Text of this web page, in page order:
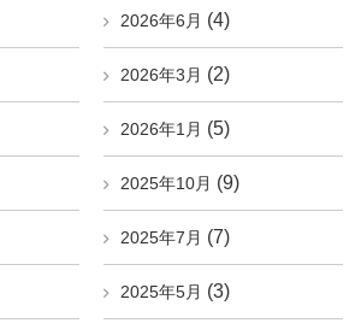
2026年6月 (4)
2026年3月 (2)
2026年1月 (5)
2025年10月 (9)
2025年7月 (7)
2025年5月 (3)